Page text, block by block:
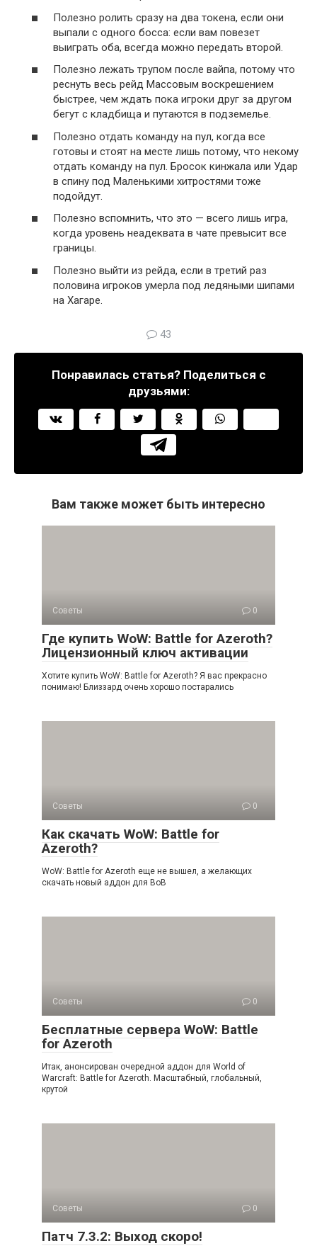
Полезно ролить сразу на два токена, если они
выпали с одного босса: если вам повезет
выиграть оба, всегда можно передать второй.
Полезно лежать трупом после вайпа, потому что
реснуть весь рейд Массовым воскрешением
быстрее, чем ждать пока игроки друг за другом
бегут с кладбища и путаются в подземелье.
Полезно отдать команду на пул, когда все
готовы и стоят на месте лишь потому, что некому
отдать команду на пул. Бросок кинжала или Удар
в спину под Маленькими хитростями тоже
подойдут.
Полезно вспомнить, что это — всего лишь игра,
когда уровень неадеквата в чате превысит все
границы.
Полезно выйти из рейда, если в третий раз
половина игроков умерла под ледяными шипами
на Хагаре.
43
Понравилась статья? Поделиться с
друзьями:
Вам также может быть интересно
Советы 0
Где купить WoW: Battle for Azeroth?
Лицензионный ключ активации
Хотите купить WoW: Battle for Azeroth? Я вас прекрасно
понимаю! Близзард очень хорошо постарались
Советы 0
Как скачать WoW: Battle for
Azeroth?
WoW: Battle for Azeroth еще не вышел, а желающих
скачать новый аддон для ВоВ
Советы 0
Бесплатные сервера WoW: Battle
for Azeroth
Итак, анонсирован очередной аддон для World of
Warcraft: Battle for Azeroth. Масштабный, глобальный,
крутой
Советы 0
Патч 7.3.2: Выход скоро!